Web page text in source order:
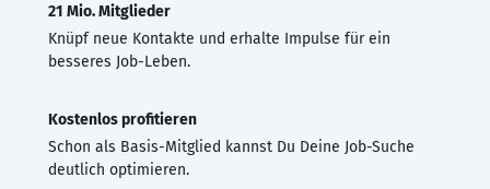
21 Mio. Mitglieder
Knüpf neue Kontakte und erhalte Impulse für ein
besseres Job-Leben.
Kostenlos profitieren
Schon als Basis-Mitglied kannst Du Deine Job-Suche
deutlich optimieren.